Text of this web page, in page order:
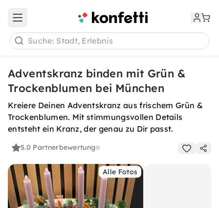
Open main menu
Suche: Stadt, Erlebnis
Adventskranz binden mit Grün &
Trockenblumen bei München
Kreiere Deinen Adventskranz aus frischem Grün &
Trockenblumen. Mit stimmungsvollen Details
entsteht ein Kranz, der genau zu Dir passt.
5.0 Partnerbewertung
Alle Fotos